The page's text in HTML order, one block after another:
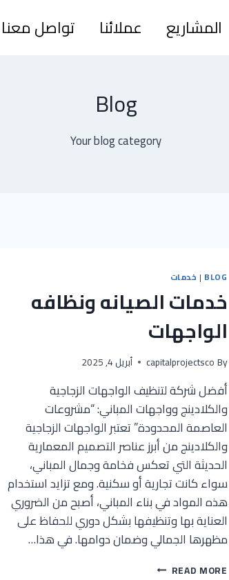
المشاريع عملائنا تواصل معنا
Blog
Your blog category
BLOG
| خدمات
خدمات الصيانه ونظافه
الواجهات
By
capitalprojectsco أبريل 4, 2025
أفضل شركة لتنظيف الواجهات الزجاجية
والكلادينج وواجهات المباني: “مشروعات
العاصمة المحدودة” تعتبر الواجهات الزجاجية
والكلادينج من أبرز عناصر التصميم المعمارية
الحديثة التي تعكس فخامة وجمال المباني،
سواء كانت تجارية أو سكنية. ومع تزايد استخدام
هذه المواد في بناء المباني، أصبح من الضروري
العناية بها وتنظيفها بشكل دوري للحفاظ على
مظهرها الجمالي وضمان دوامها. في هذا…
READ MORE خدمات